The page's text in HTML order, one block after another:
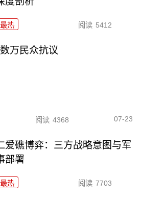
最热 阅读 5412
万民众抗议
阅读 4368 07-23
爱礁博弈：三方战略意图与军
部署
最热 阅读 7703